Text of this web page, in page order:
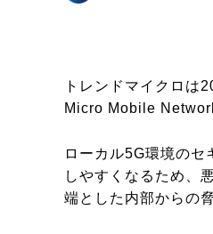
トレンドマイクロは
Micro Mobile
ローカル5G環境の
しやすくなるため、
端とした内部からの